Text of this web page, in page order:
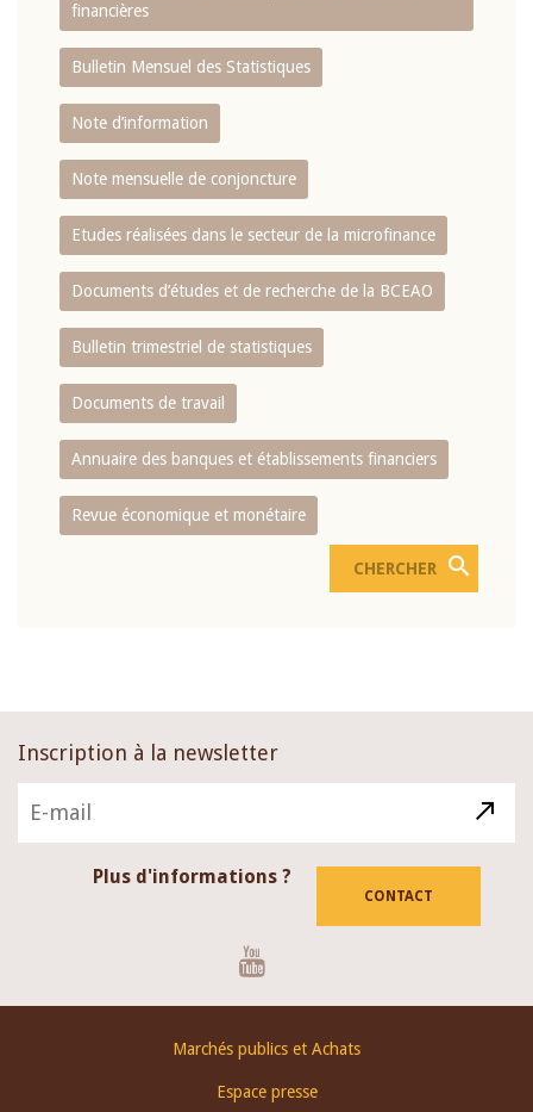
financières
Bulletin Mensuel des Statistiques
Note d’information
Note mensuelle de conjoncture
Etudes réalisées dans le secteur de la microfinance
Documents d’études et de recherche de la BCEAO
Bulletin trimestriel de statistiques
Documents de travail
Annuaire des banques et établissements financiers
Revue économique et monétaire
Inscription à la newsletter
Plus d'informations ?
CONTACT
Marchés publics et Achats
Espace presse